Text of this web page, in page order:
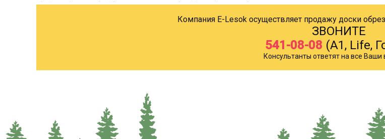
Компания E-Lesok осуществляет продажу доски
ЗВОНИТЕ
541-08-08 (A1, Life,
Консультанты ответят на все Ваши